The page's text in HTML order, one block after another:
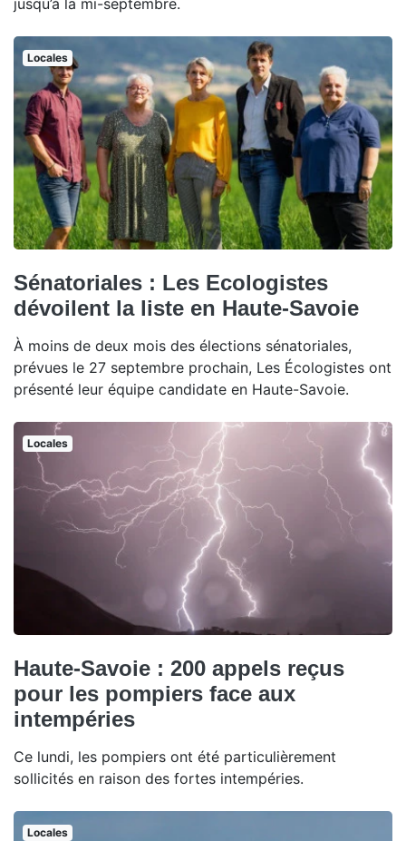
Locales
Sénatoriales : Les Ecologistes
dévoilent la liste en Haute-Savoie
À moins de deux mois des élections sénatoriales,
prévues le 27 septembre prochain, Les Écologistes ont
présenté leur équipe candidate en Haute-Savoie.
Locales
Haute-Savoie : 200 appels reçus
pour les pompiers face aux
intempéries
Ce lundi, les pompiers ont été particulièrement
sollicités en raison des fortes intempéries.
Locales